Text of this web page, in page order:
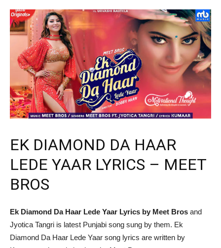
EK DIAMOND DA HAAR
LEDE YAAR LYRICS – MEET
BROS
Ek Diamond Da Haar Lede Yaar Lyrics by Meet Bros and
Jyotica Tangri is latest Punjabi song sung by them. Ek
Diamond Da Haar Lede Yaar song lyrics are written by